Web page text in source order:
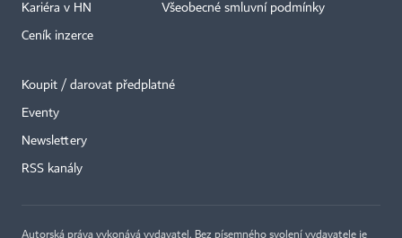
Kariéra v HN
Ceník inzerce
Všeobecné smluvní podmínky
Koupit / darovat předplatné
Eventy
Newslettery
RSS kanály
Autorská práva vykonává vydavatel. Bez písemného svolení vydavatele je